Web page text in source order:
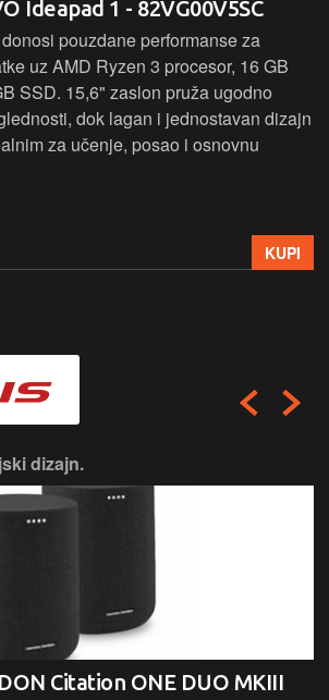
Ideapad 1 - 82VG00V5SC
pouzdane performanse za
uz AMD Ryzen 3 procesor, 16 GB
SSD. 15,6" zaslon pruža ugodno
dok lagan i jednostavan dizajn
za učenje, posao i osnovnu
KUPI
dizajn.
Citation ONE DUO MKIII